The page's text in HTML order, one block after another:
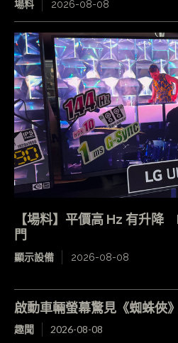
場料 2026-08-08
【場料】平價高 Hz 有升
門
顯示設備 2026-08-08
啟動車輛螢幕驚見《蜘蛛俠
趣聞 2026-08-08